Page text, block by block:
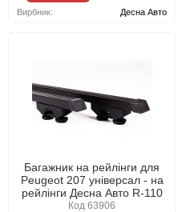
Вирбник: Десна Авто
Багажник на рейлінги для
Peugeot 207 універсал - на
рейлінги Десна Авто R-110
Код 63906